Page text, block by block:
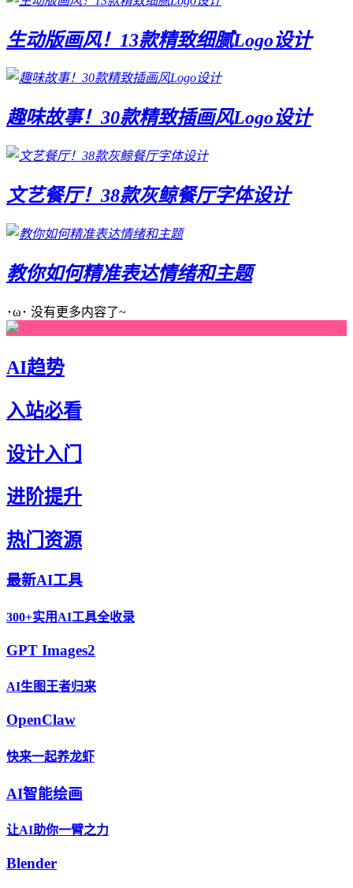
生动版画风！13款精致细腻Logo设计
趣味故事！30款精致插画风Logo设计
文艺餐厅！38款灰鲸餐厅字体设计
教你如何精准表达情绪和主题
･ω･ 没有更多内容了~
AI趋势
入站必看
设计入门
进阶提升
热门资源
最新AI工具
300+实用AI工具全收录
GPT Images2
AI生图王者归来
OpenClaw
快来一起养龙虾
AI智能绘画
让AI助你一臂之力
Blender